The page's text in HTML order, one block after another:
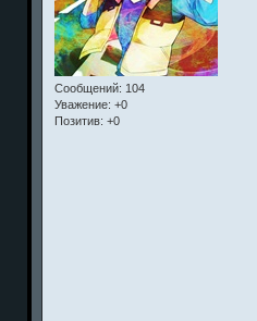
Сообщений: 104
Уважение: +0
Позитив: +0